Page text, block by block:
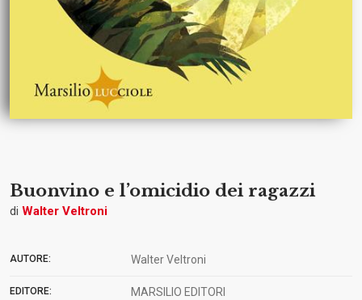
Buonvino e l’omicidio dei ragazzi
di Walter Veltroni
AUTORE: Walter Veltroni
EDITORE: MARSILIO EDITORI